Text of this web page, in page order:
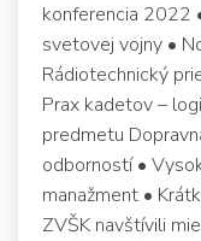
konferencia 2022
svetovej vojny •
Rádiotechnický
Prax kadetov –
predmetu
odborností •
manažment •
ZVŠK navštívili